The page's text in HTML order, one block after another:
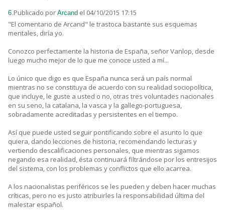
6.Publicado por Arcand el 04/10/2015 17:15
"El comentario de Arcand" le trastoca bastante sus esquemas
mentales, diría yo.
Conozco perfectamente la historia de España, señor Vanlop, desde
luego mucho mejor de lo que me conoce usted a mí...
Lo único que digo es que España nunca será un país normal
mientras no se constituya de acuerdo con su realidad sociopolítica,
que incluye, le guste a usted o no, otras tres voluntades nacionales
en su seno, la catalana, la vasca y la gallego-portuguesa,
sobradamente acreditadas y persistentes en el tiempo.
Así que puede usted seguir pontificando sobre el asunto lo que
quiera, dando lecciones de historia, recomendando lecturas y
vertiendo descalificaciones personales, que mientras sigamos
negando esa realidad, ésta continuará filtrándose por los entresijos
del sistema, con los problemas y conflictos que ello acarrea.
A los nacionalistas periféricos se les pueden y deben hacer muchas
críticas, pero no es justo atribuirles la responsabilidad última del
malestar español.